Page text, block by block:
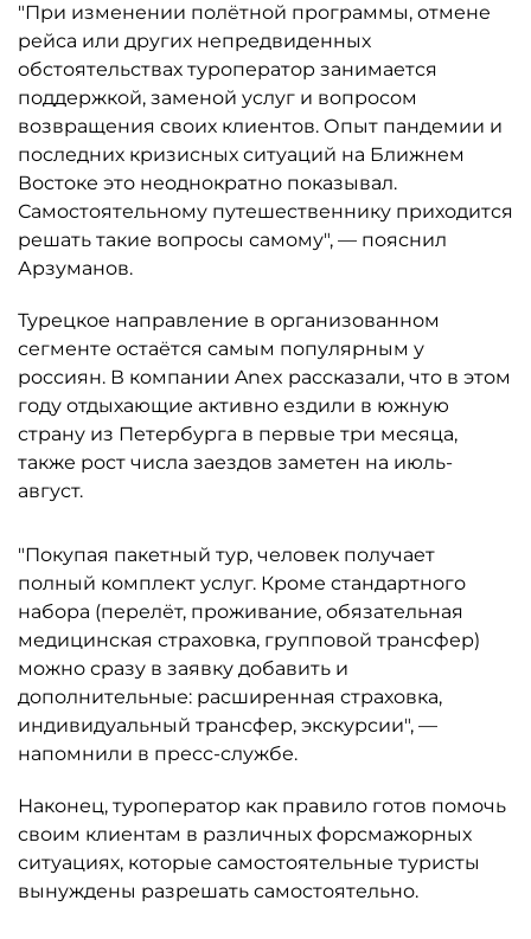
"При изменении полётной программы, отмене
рейса или других непредвиденных
обстоятельствах туроператор занимается
поддержкой, заменой услуг и вопросом
возвращения своих клиентов. Опыт пандемии и
последних кризисных ситуаций на Ближнем
Востоке это неоднократно показывал.
Самостоятельному путешественнику приходится
решать такие вопросы самому", — пояснил
Арзуманов.
Турецкое направление в организованном
сегменте остаётся самым популярным у
россиян. В компании Anex рассказали, что в этом
году отдыхающие активно ездили в южную
страну из Петербурга в первые три месяца,
также рост числа заездов заметен на июль-
август.
"Покупая пакетный тур, человек получает
полный комплект услуг. Кроме стандартного
набора (перелёт, проживание, обязательная
медицинская страховка, групповой трансфер)
можно сразу в заявку добавить и
дополнительные: расширенная страховка,
индивидуальный трансфер, экскурсии", —
напомнили в пресс-службе.
Наконец, туроператор как правило готов помочь
своим клиентам в различных форсмажорных
ситуациях, которые самостоятельные туристы
вынуждены разрешать самостоятельно.